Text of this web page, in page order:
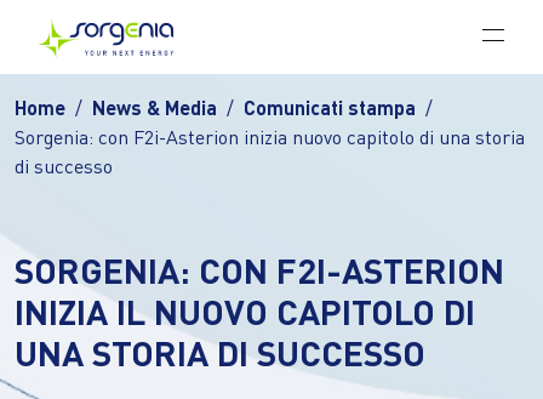
Vai al contenuto principale
Home News & Media
Comunicati stampa
Sorgenia: con F2i-Asterion inizia nuovo capitolo di una storia
di successo
SORGENIA: CON F2I-ASTERION
INIZIA IL NUOVO CAPITOLO DI
UNA STORIA DI SUCCESSO